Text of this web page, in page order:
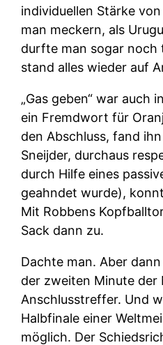
individuellen Stärke
man meckern, als
durfte man sogar noch
stand alles wieder auf
„Gas geben“ war auch
ein Fremdwort für
den Abschluss, fand
Sneijder, durchaus
durch Hilfe eines
geahndet wurde),
Mit Robbens
Sack dann zu.
Dachte man. Aber
der zweiten Minute der
Anschlusstreffer. Und
Halbfinale einer
möglich. Der